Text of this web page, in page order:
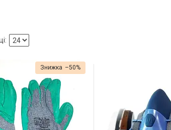
–50%